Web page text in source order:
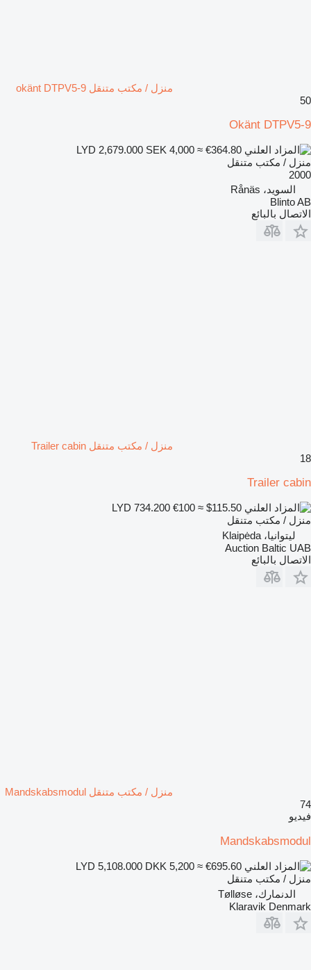
منزل / مكتب متنقل okänt DTPV5-9
50
Okänt DTPV5-9
SEK 4,000 ≈ €364.80
منزل / مكتب متنقل
2000
السويد، Rånäs
Blinto AB
الاتصال بالبائع
منزل / مكتب متنقل Trailer cabin
18
Trailer cabin
€100 ≈ $115.50
منزل / مكتب متنقل
ليتوانيا، Klaipėda
Auction Baltic UAB
الاتصال بالبائع
منزل / مكتب متنقل Mandskabsmodul
74
فيديو
Mandskabsmodul
DKK 5,200 ≈ €695.60
منزل / مكتب متنقل
الدنمارك، Tølløse
Klaravik Denmark